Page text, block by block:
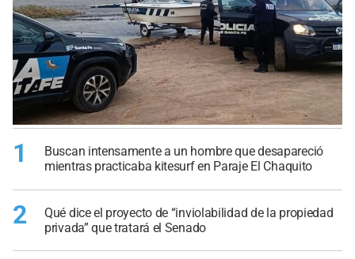
1
Buscan intensamente a un hombre que desapareció
mientras practicaba kitesurf en Paraje El Chaquito
2
Qué dice el proyecto de “inviolabilidad de la propiedad
privada” que tratará el Senado